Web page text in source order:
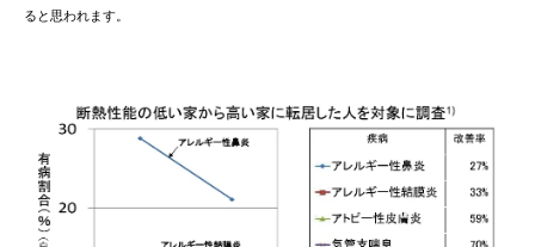
ると思われます。